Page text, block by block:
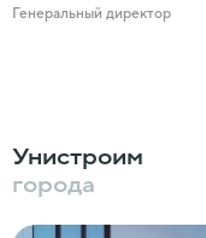
Генеральный директор
Унистроим
города